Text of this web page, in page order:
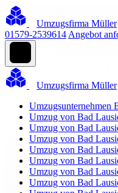
Umzugsfirma Müller
01579-2539614 Angebot
Umzugsfirma Müller
Umzugsunternehmen
Umzug von Bad
Umzug von Bad
Umzug von Bad
Umzug von Bad
Umzug von Bad
Umzug von Bad
Umzug von Bad